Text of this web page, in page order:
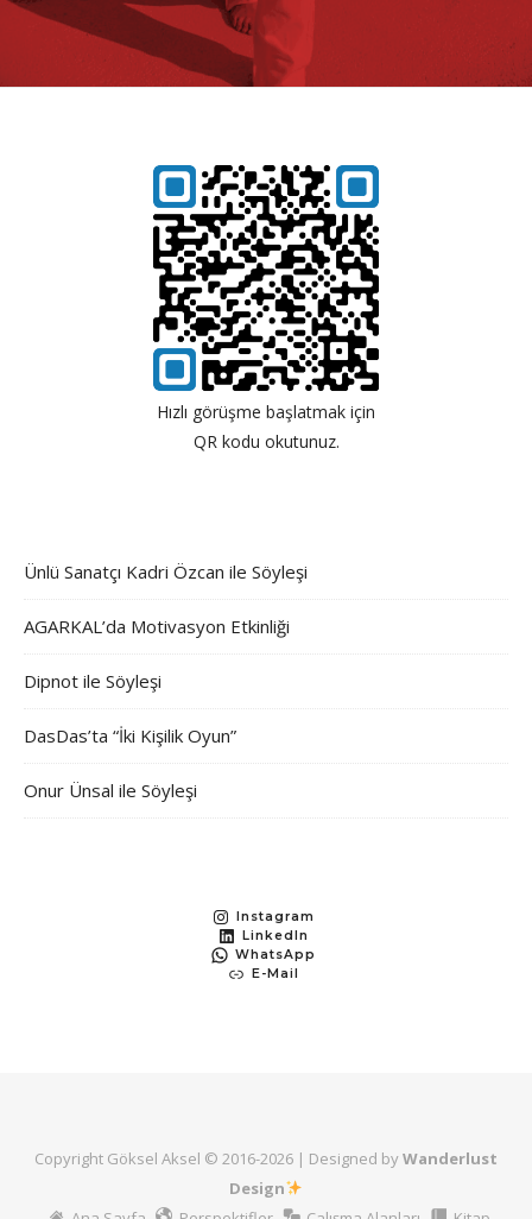
Hızlı görüşme başlatmak için
QR kodu okutunuz.
Ünlü Sanatçı Kadri Özcan ile Söyleşi
AGARKAL’da Motivasyon Etkinliği
Dipnot ile Söyleşi
DasDas’ta “İki Kişilik Oyun”
Onur Ünsal ile Söyleşi
Instagram
LinkedIn
WhatsApp
E-Mail
Copyright Göksel Aksel © 2016-2026 | Designed byWanderlust
Design